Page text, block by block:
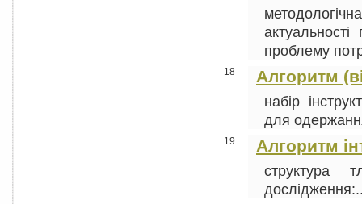
проблему
18 Алгоритм
набір
для
19 Алгоритм
структура